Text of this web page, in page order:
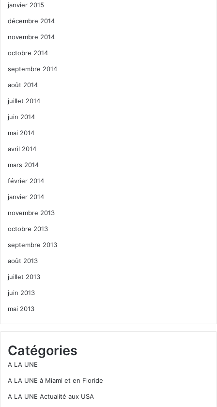
janvier 2015
décembre 2014
novembre 2014
octobre 2014
septembre 2014
août 2014
juillet 2014
juin 2014
mai 2014
avril 2014
mars 2014
février 2014
janvier 2014
novembre 2013
octobre 2013
septembre 2013
août 2013
juillet 2013
juin 2013
mai 2013
Catégories
A LA UNE
A LA UNE à Miami et en Floride
A LA UNE Actualité aux USA